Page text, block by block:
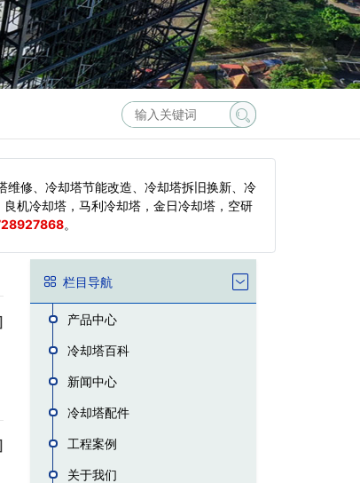
维修、冷却塔节能改造、冷却塔拆旧换新、冷
机冷却塔，马利冷却塔，金日冷却塔，空研
。
栏目导航
产品中心
冷却塔百科
新闻中心
冷却塔配件
工程案例
关于我们